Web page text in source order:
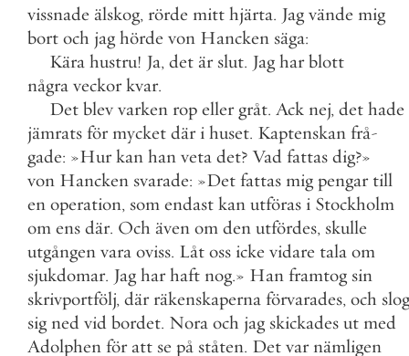
vissnade älskog, rörde mitt hjärta. Jag vände mig
bort och jag hörde von Hancken säga:
Kära hustru! Ja, det är slut. Jag har blott
några veckor kvar.
Det blev varken rop eller gråt. Ack nej, det hade
jämrats för mycket där i huset. Kaptenskan frå-
gade: »Hur kan han veta det? Vad fattas dig?»
von Hancken svarade: »Det fattas mig pengar till
en operation, som endast kan utföras i Stockholm
om ens där. Och även om den utfördes, skulle
utgången vara oviss. Låt oss icke vidare tala om
sjukdomar. Jag har haft nog.» Han framtog sin
skrivportfölj, där räkenskaperna förvarades, och slog
sig ned vid bordet. Nora och jag skickades ut med
Adolphen för att se på ståten. Det var nämligen